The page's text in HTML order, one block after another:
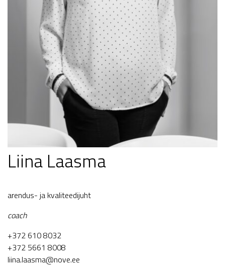
Liina Laasma
arendus- ja kvaliteedijuht
coach
+372 610 8032
+372 5661 8008
liina.laasma@nove.ee